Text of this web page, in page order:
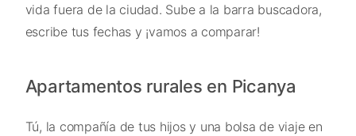
vida fuera de la ciudad. Sube a la barra buscadora,
escribe tus fechas y ¡vamos a comparar!
Apartamentos rurales en Picanya
Tú, la compañía de tus hijos y una bolsa de viaje en